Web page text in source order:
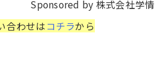
Sponsored by 株式会社学情
合わせはコチラから